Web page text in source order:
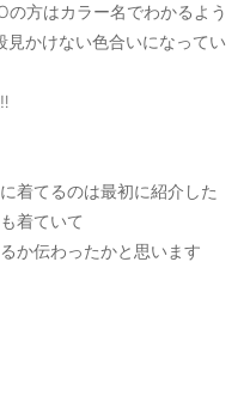
方はカラー名でわかるよう
見かけない色合いになってい
着てるのは最初に紹介した
着ていて
か伝わったかと思います